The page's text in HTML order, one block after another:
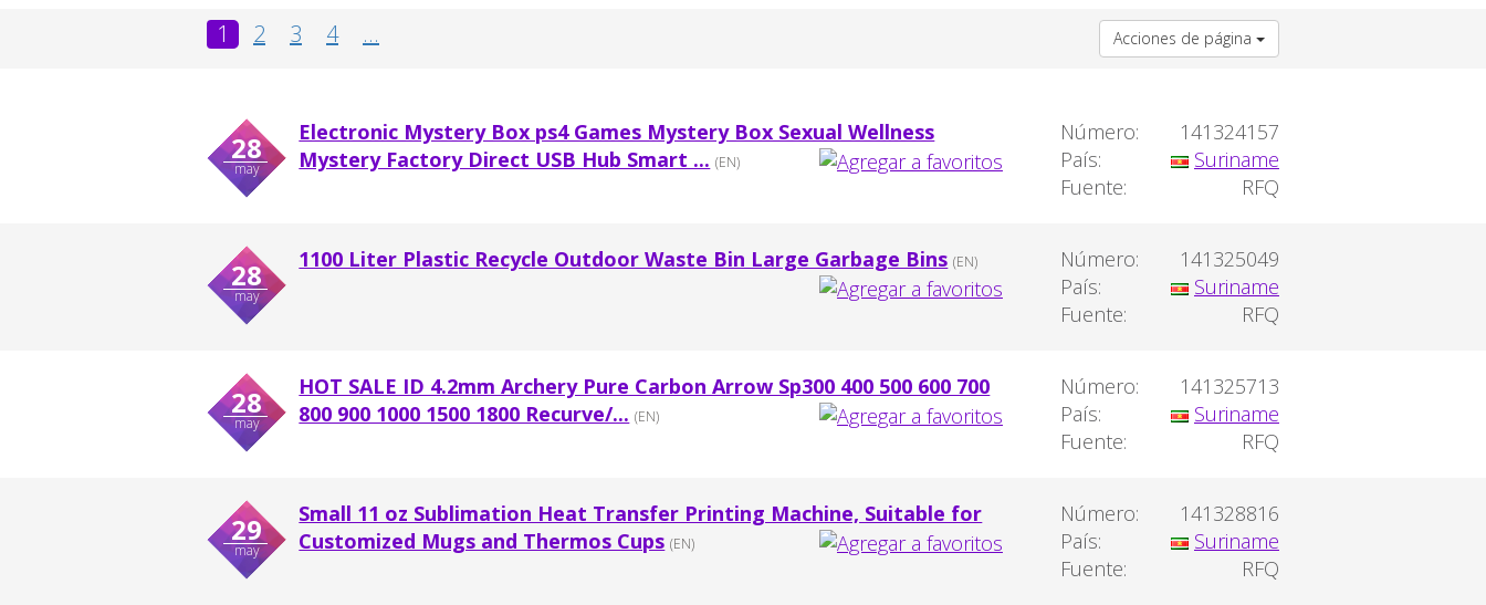
1 2 3 4 ... Acciones de página
28
may
Electronic Mystery Box ps4 Games Mystery Box Sexual Wellness
Mystery Factory Direct USB Hub Smart ... (EN)
Número:
141324157
País:
Suriname
Fuente:
RFQ
28
may
1100 Liter Plastic Recycle Outdoor Waste Bin Large Garbage Bins (EN) Número:
141325049
País:
Suriname
Fuente:
RFQ
28
may
HOT SALE ID 4.2mm Archery Pure Carbon Arrow Sp300 400 500 600 700
800 900 1000 1500 1800 Recurve/... (EN)
Número:
141325713
País:
Suriname
Fuente:
RFQ
29
may
Small 11 oz Sublimation Heat Transfer Printing Machine, Suitable for
Customized Mugs and Thermos Cups (EN)
Número:
141328816
País:
Suriname
Fuente:
RFQ